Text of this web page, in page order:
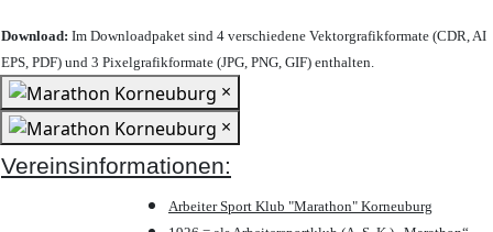
Download: Im Downloadpaket sind 4 verschiedene Vektorgrafikformate (CDR, AI
EPS, PDF) und 3 Pixelgrafikformate (JPG, PNG, GIF) enthalten.
×
×
Vereinsinformationen:
Arbeiter Sport Klub "Marathon" Korneuburg